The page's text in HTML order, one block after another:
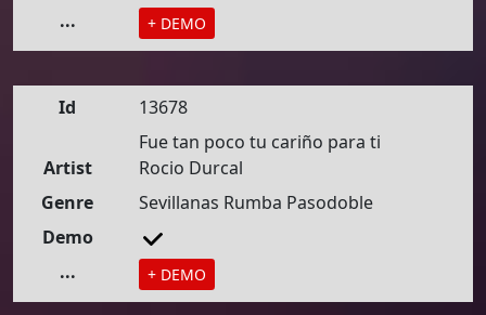
...
+ DEMO
Id
13678
Fue tan poco tu cariño para ti
Artist
Rocio Durcal
Genre
Sevillanas Rumba Pasodoble
Demo
...
+ DEMO